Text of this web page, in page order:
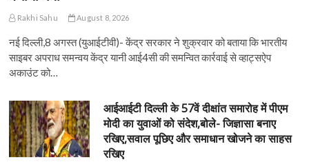
Rakhi Sahu August 8, 2026
नई दिल्ली,8 अगस्त (युआईटीवी)- केंद्र सरकार ने शुक्रवार को बताया कि भारतीय
साइबर अपराध समन्वय केंद्र यानी आई4सी की समन्वित कार्रवाई से व्हाट्सऐप
अकाउंट को…
आईआईटी दिल्ली के 57वें दीक्षांत समारोह में पीएम
मोदी का युवाओं को संदेश,बोले- जिज्ञासा बनाए
रखिए,सवाल पूछिए और समाधान खोजने का साहस
रखिए